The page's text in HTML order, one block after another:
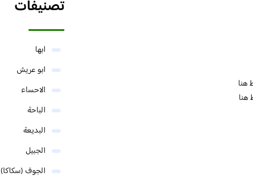
تصنيفات
ابها
ابو عريش
الاحساء
الباحة
البديعة
الجبيل
الجوف (سكاكا)